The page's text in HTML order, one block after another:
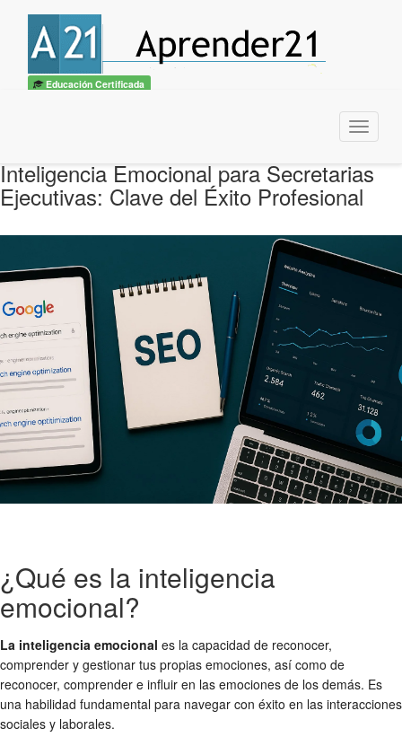
Educación Certificada
Menu
Inteligencia Emocional para Secretarias
Ejecutivas: Clave del Éxito Profesional
¿Qué es la inteligencia
emocional?
La inteligencia emocional es la capacidad de reconocer,
comprender y gestionar tus propias emociones, así como de
reconocer, comprender e influir en las emociones de los demás. Es
una habilidad fundamental para navegar con éxito en las interacciones
sociales y laborales.